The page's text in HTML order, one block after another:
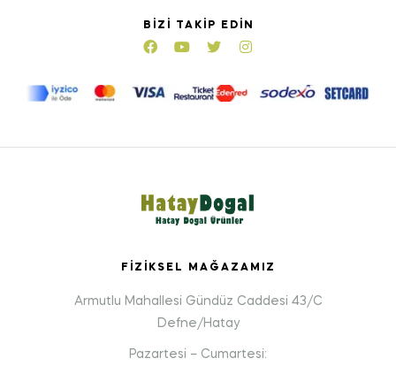
BIZI TAKIP EDIN
FIZIKSEL MAĞAZAMIZ
Armutlu Mahallesi Gündüz Caddesi 43/C
Defne/Hatay
Pazartesi – Cumartesi: